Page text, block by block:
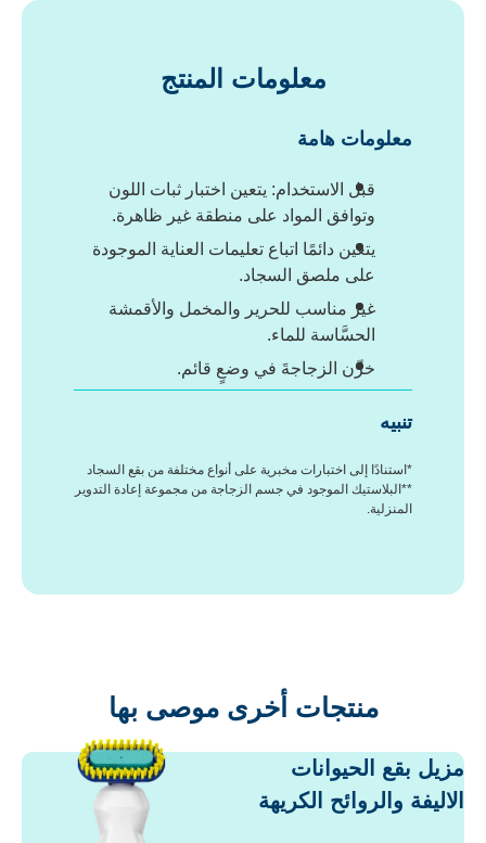
معلومات المنتج
معلومات هامة
قبل الاستخدام: يتعين اختبار ثبات اللون
وتوافق المواد على منطقة غير ظاهرة.
يتعين دائمًا اتباع تعليمات العناية الموجودة
على ملصق السجاد.
غير مناسب للحرير والمخمل والأقمشة
الحسَّاسة للماء.
خزِّن الزجاجةَ في وضعٍ قائم.
تنبيه
*استنادًا إلى اختبارات مخبرية على أنواع مختلفة من بقع السجاد
**البلاستيك الموجود في جسم الزجاجة من مجموعة إعادة التدوير
المنزلية.
منتجات أخرى موصى بها
بقع الحيوانات
والروائح الكريهة